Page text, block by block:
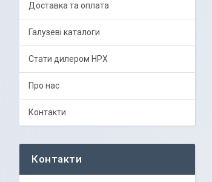
Доставка та оплата
Галузеві каталоги
Стати дилером HPX
Про нас
Контакти